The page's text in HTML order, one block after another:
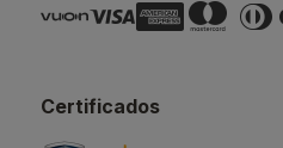
Certificados